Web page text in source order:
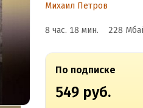
Михаил Петров
8 час. 18 мин. 228
По подписке
549 руб.